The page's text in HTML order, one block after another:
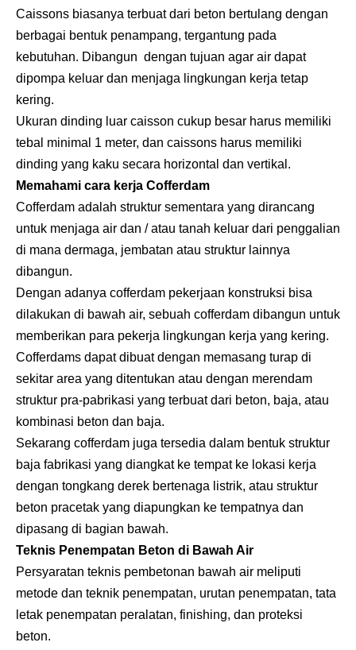
Caissons biasanya terbuat dari beton bertulang dengan
berbagai bentuk penampang, tergantung pada
kebutuhan. Dibangun dengan tujuan agar air dapat
dipompa keluar dan menjaga lingkungan kerja tetap
kering.
Ukuran dinding luar caisson cukup besar harus memiliki
tebal minimal 1 meter, dan caissons harus memiliki
dinding yang kaku secara horizontal dan vertikal.
Memahami cara kerja Cofferdam
Cofferdam adalah struktur sementara yang dirancang
untuk menjaga air dan / atau tanah keluar dari penggalian
di mana dermaga, jembatan atau struktur lainnya
dibangun.
Dengan adanya cofferdam pekerjaan konstruksi bisa
dilakukan di bawah air, sebuah cofferdam dibangun untuk
memberikan para pekerja lingkungan kerja yang kering.
Cofferdams dapat dibuat dengan memasang turap di
sekitar area yang ditentukan atau dengan merendam
struktur pra-pabrikasi yang terbuat dari beton, baja, atau
kombinasi beton dan baja.
Sekarang cofferdam juga tersedia dalam bentuk struktur
baja fabrikasi yang diangkat ke tempat ke lokasi kerja
dengan tongkang derek bertenaga listrik, atau struktur
beton pracetak yang diapungkan ke tempatnya dan
dipasang di bagian bawah.
Teknis Penempatan Beton di Bawah Air
Persyaratan teknis pembetonan bawah air meliputi
metode dan teknik penempatan, urutan penempatan, tata
letak penempatan peralatan, finishing, dan proteksi
beton.